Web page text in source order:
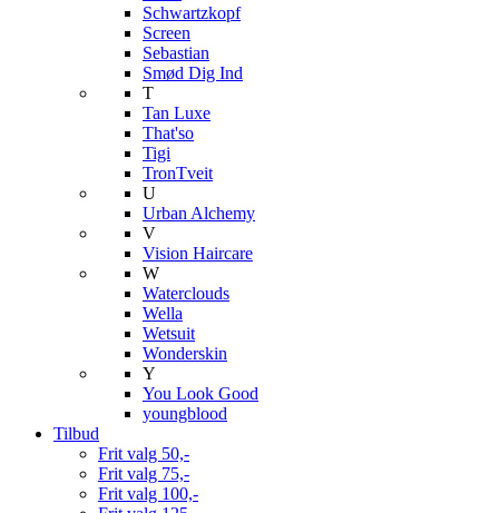
Schwartzkopf
Screen
Sebastian
Smød Dig Ind
T
Tan Luxe
That'so
Tigi
TronTveit
U
Urban Alchemy
V
Vision Haircare
W
Waterclouds
Wella
Wetsuit
Wonderskin
Y
You Look Good
youngblood
Tilbud
Frit valg 50,-
Frit valg 75,-
Frit valg 100,-